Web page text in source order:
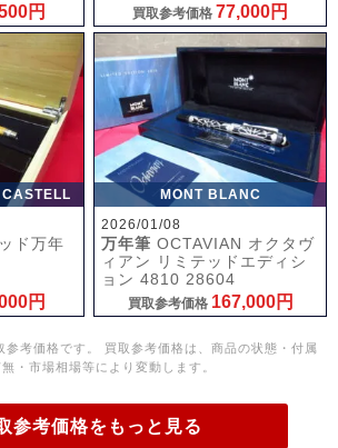
円 買取参考価格 77,000円
ド万年
円
MONT BLANC
2026/01/08
万年筆 OCTAVIAN オクタヴ
ィアン リミテッドエディシ
ョン 4810 28604
買取参考価格 167,000円
参考価格です。 買取参考価格は、商品の状態・付属
・市場相場等により変動します。
参考価格をもっと見る